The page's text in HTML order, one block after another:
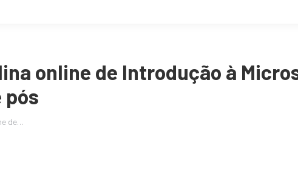
online de Introdução à
pós
de…